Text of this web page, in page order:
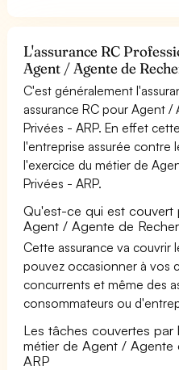
L'assurance RC
Agent / Agente de
C'est généralement
assurance RC pour Agent
Privées - ARP. En effet
l'entreprise assurée contre
l'exercice du métier de
Privées - ARP.
Qu'est-ce qui est couvert
Agent / Agente de
Cette assurance va couvrir
pouvez occasionner à vos
concurrents et même des
consommateurs ou
Les tâches couvertes par
métier de Agent / Agente
ARP